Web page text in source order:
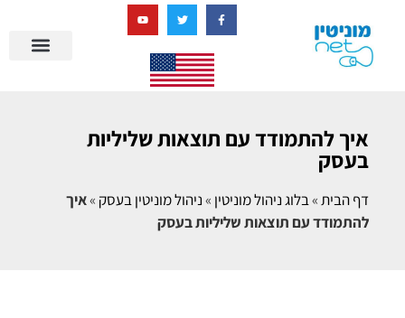
איך להתמודד עם תוצאות שליליות
בעסק
דף הבית»בלוג ניהול מוניטין »ניהול מוניטין בעסק »איך
להתמודד עם תוצאות שליליות בעסק